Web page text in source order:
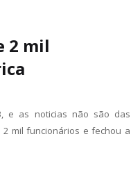
2 mil
e as noticias não são das
mil funcionários e fechou a